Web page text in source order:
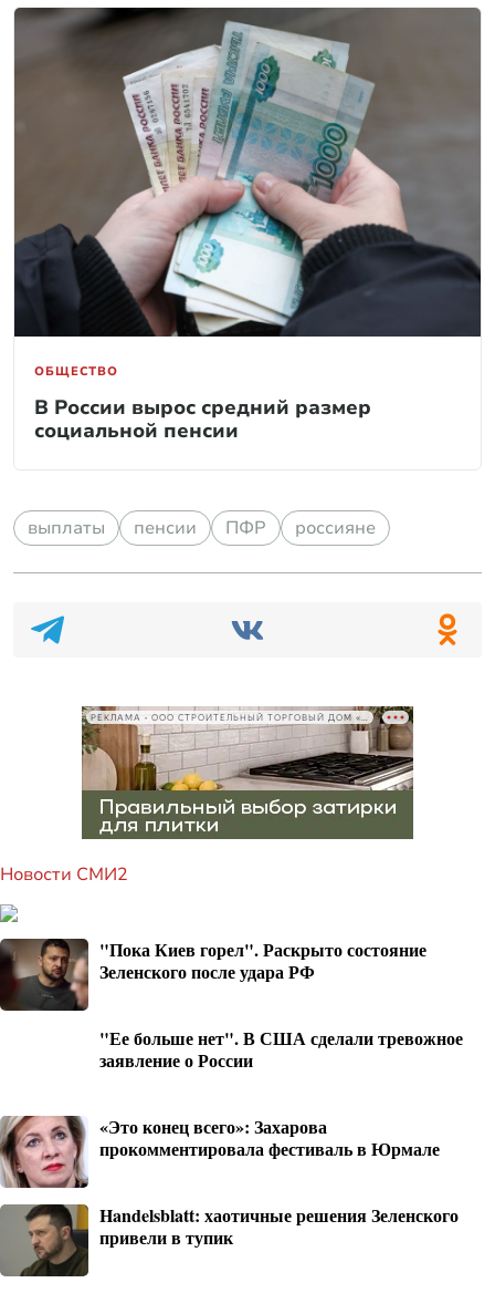
ОБЩЕСТВО
В России вырос средний размер
социальной пенсии
выплаты пенсии ПФР россияне
РЕКЛАМА • ООО СТРОИТЕЛЬНЫЙ ТОРГОВЫЙ ДОМ «ПЕТРОВИЧ», ИНН 7802348846
Новости СМИ2
"Пока Киев горел". Раскрыто состояние
Зеленского после удара РФ
"Ее больше нет". В США сделали тревожное
заявление о России
«Это конец всего»: Захарова
прокомментировала фестиваль в Юрмале
Handelsblatt: хаотичные решения Зеленского
привели в тупик